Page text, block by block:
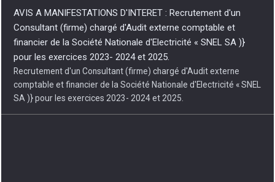
AVIS A MANIFESTATIONS D'INTERET : Recrutement d'un
Consultant (firme) chargé d'Audit externe comptable et
financier de la Société Nationale d'Electricité « SNEL SA )}
pour les exercices 2023- 2024 et 2025.
Recrutement d'un Consultant (firme) chargé d'Audit externe
comptable et financier de la Société Nationale d'Electricité « SNEL
SA )} pour les exercices 2023- 2024 et 2025.